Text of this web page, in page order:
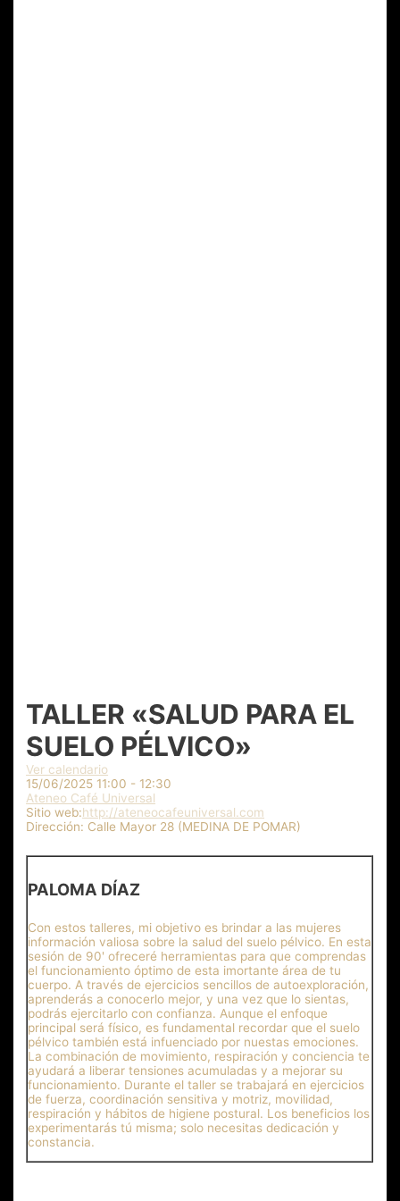
TALLER «SALUD PARA EL
SUELO PÉLVICO»
Ver calendario
15/06/2025 11:00 - 12:30
Ateneo Café Universal
Sitio web:http://ateneocafeuniversal.com
Dirección: Calle Mayor 28 (MEDINA DE POMAR)
PALOMA DÍAZ
Con estos talleres, mi objetivo es brindar a las mujeres
información valiosa sobre la salud del suelo pélvico. En esta
sesión de 90' ofreceré herramientas para que comprendas
el funcionamiento óptimo de esta imortante área de tu
cuerpo. A través de ejercicios sencillos de autoexploración,
aprenderás a conocerlo mejor, y una vez que lo sientas,
podrás ejercitarlo con confianza. Aunque el enfoque
principal será físico, es fundamental recordar que el suelo
pélvico también está infuenciado por nuestas emociones.
La combinación de movimiento, respiración y conciencia te
ayudará a liberar tensiones acumuladas y a mejorar su
funcionamiento. Durante el taller se trabajará en ejercicios
de fuerza, coordinación sensitiva y motriz, movilidad,
respiración y hábitos de higiene postural. Los beneficios los
experimentarás tú misma; solo necesitas dedicación y
constancia.